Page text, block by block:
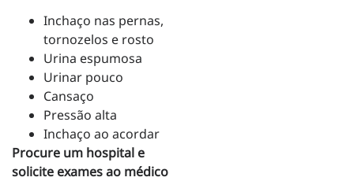
Inchaço nas pernas,
tornozelos e rosto
Urina espumosa
Urinar pouco
Cansaço
Pressão alta
Inchaço ao acordar
Procure um hospital e
solicite exames ao médico